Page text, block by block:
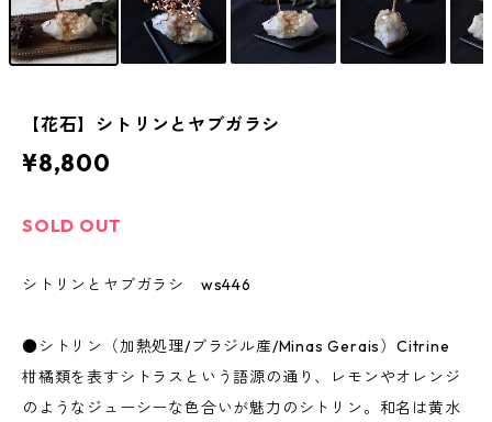
【花石】シトリンとヤブガラシ
¥8,800
SOLD OUT
シトリンとヤブガラシ ws446
●シトリン（加熱処理/ブラジル産/Minas Gerais）Citrine
柑橘類を表すシトラスという語源の通り、レモンやオレンジ
のようなジューシーな色合いが魅力のシトリン。和名は黄水